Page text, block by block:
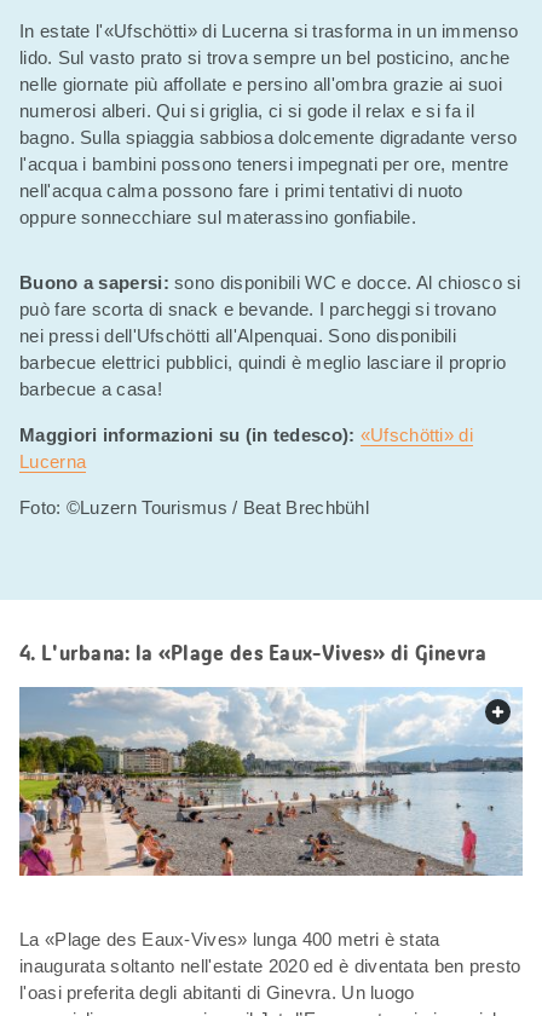
In estate l'«Ufschötti» di Lucerna si trasforma in un immenso
lido. Sul vasto prato si trova sempre un bel posticino, anche
nelle giornate più affollate e persino all'ombra grazie ai suoi
numerosi alberi. Qui si griglia, ci si gode il relax e si fa il
bagno. Sulla spiaggia sabbiosa dolcemente digradante verso
l'acqua i bambini possono tenersi impegnati per ore, mentre
nell'acqua calma possono fare i primi tentativi di nuoto
oppure sonnecchiare sul materassino gonfiabile.
Buono a sapersi:sono disponibili WC e docce. Al chiosco si
può fare scorta di snack e bevande. I parcheggi si trovano
nei pressi dell'Ufschötti all'Alpenquai. Sono disponibili
barbecue elettrici pubblici, quindi è meglio lasciare il proprio
barbecue a casa!
Maggiori informazioni su (in tedesco): «Ufschötti» di
Lucerna
Foto: ©Luzern Tourismus / Beat Brechbühl
4. L'urbana: la «Plage des Eaux-Vives» di Ginevra
La «Plage des Eaux-Vives» lunga 400 metri è stata
inaugurata soltanto nell'estate 2020 ed è diventata ben presto
l'oasi preferita degli abitanti di Ginevra. Un luogo